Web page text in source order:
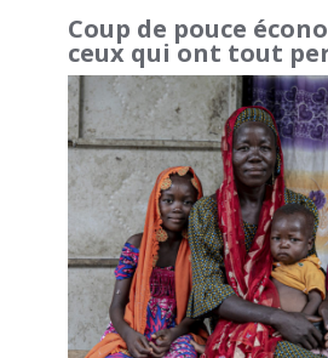
Coup de pouce
ceux qui ont tout